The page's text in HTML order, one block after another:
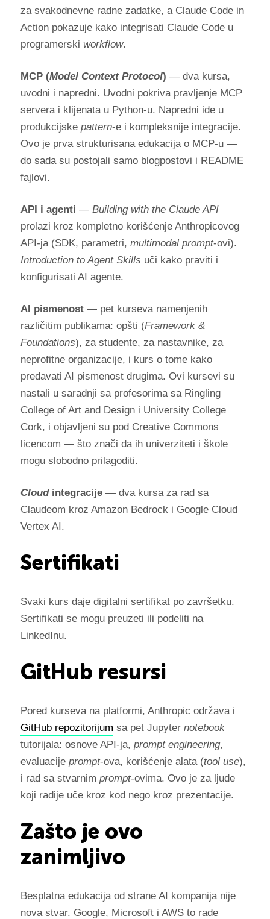
za svakodnevne radne zadatke, a Claude Code in
Action pokazuje kako integrisati Claude Code u
programerski workflow.
MCP (Model Context Protocol) — dva kursa,
uvodni i napredni. Uvodni pokriva pravljenje MCP
servera i klijenata u Python-u. Napredni ide u
produkcijske pattern-e i kompleksnije integracije.
Ovo je prva strukturisana edukacija o MCP-u —
do sada su postojali samo blogpostovi i README
fajlovi.
API i agenti — Building with the Claude API
prolazi kroz kompletno korišćenje Anthropicovog
API-ja (SDK, parametri, multimodal prompt-ovi).
Introduction to Agent Skills uči kako praviti i
konfigurisati AI agente.
AI pismenost— pet kurseva namenjenih
različitim publikama: opšti (Framework &
Foundations), za studente, za nastavnike, za
neprofitne organizacije, i kurs o tome kako
predavati AI pismenost drugima. Ovi kursevi su
nastali u saradnji sa profesorima sa Ringling
College of Art and Design i University College
Cork, i objavljeni su pod Creative Commons
licencom — što znači da ih univerziteti i škole
mogu slobodno prilagoditi.
Cloudintegracije— dva kursa za rad sa
Claudeom kroz Amazon Bedrock i Google Cloud
Vertex AI.
Sertifikati
Svaki kurs daje digitalni sertifikat po završetku.
Sertifikati se mogu preuzeti ili podeliti na
LinkedInu.
GitHub resursi
Pored kurseva na platformi, Anthropic održava i
GitHub repozitorijum sa pet Jupyter notebook
tutorijala: osnove API-ja, prompt engineering,
evaluacije prompt-ova, korišćenje alata (tool use),
i rad sa stvarnim prompt-ovima. Ovo je za ljude
koji radije uče kroz kod nego kroz prezentacije.
Zašto je ovo
zanimljivo
Besplatna edukacija od strane AI kompanija nije
nova stvar. Google, Microsoft i AWS to rade